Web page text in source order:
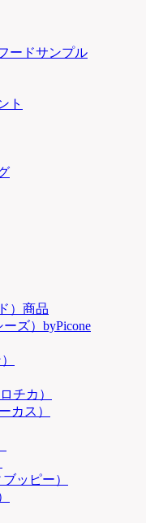
ードサンプル
ト
）商品
ズ）byPicone
チカ）
カス）
ッピー）